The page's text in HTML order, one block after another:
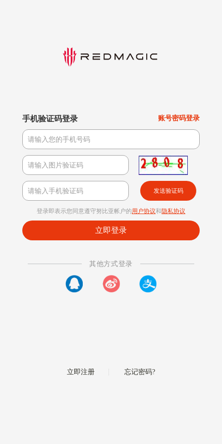
手机验证码登录 账号密码登录
发送验证码
登录即表示您同意遵守努比亚帐户的用户协议和隐私协议
其他方式登录
立即注册 忘记密码?